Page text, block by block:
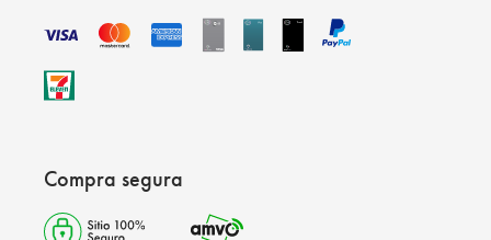
Compra segura